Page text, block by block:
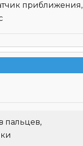
приближения,
пальцев,